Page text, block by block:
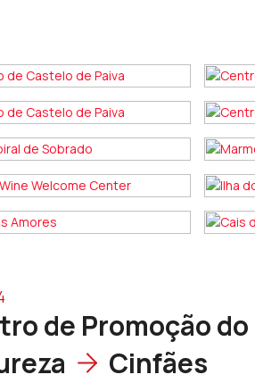
de Promoção
Cinfães